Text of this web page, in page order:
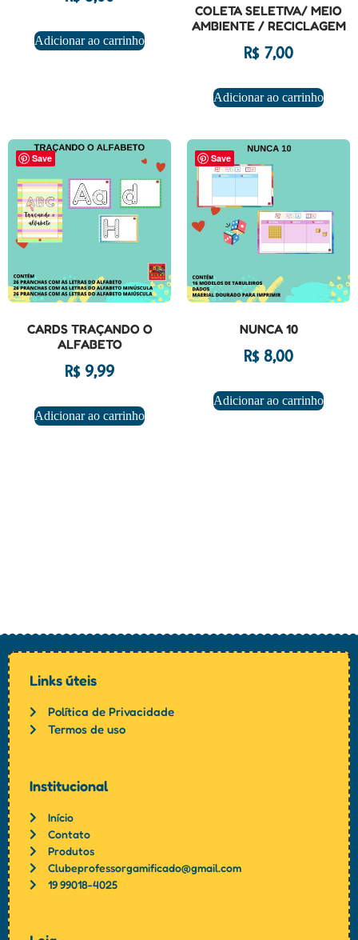
Adicionar ao carrinho
COLETA SELETIVA/ MEIO
AMBIENTE / RECICLAGEM
R$7,00
Adicionar ao carrinho
Save
CARDS TRAÇANDO O
ALFABETO
R$9,99
Adicionar ao carrinho
Save
NUNCA 10
R$8,00
Adicionar ao carrinho
Links úteis
Política de Privacidade
Termos de uso
Institucional
Início
Contato
Produtos
Clubeprofessorgamificado@gmail.com
19 99018-4025